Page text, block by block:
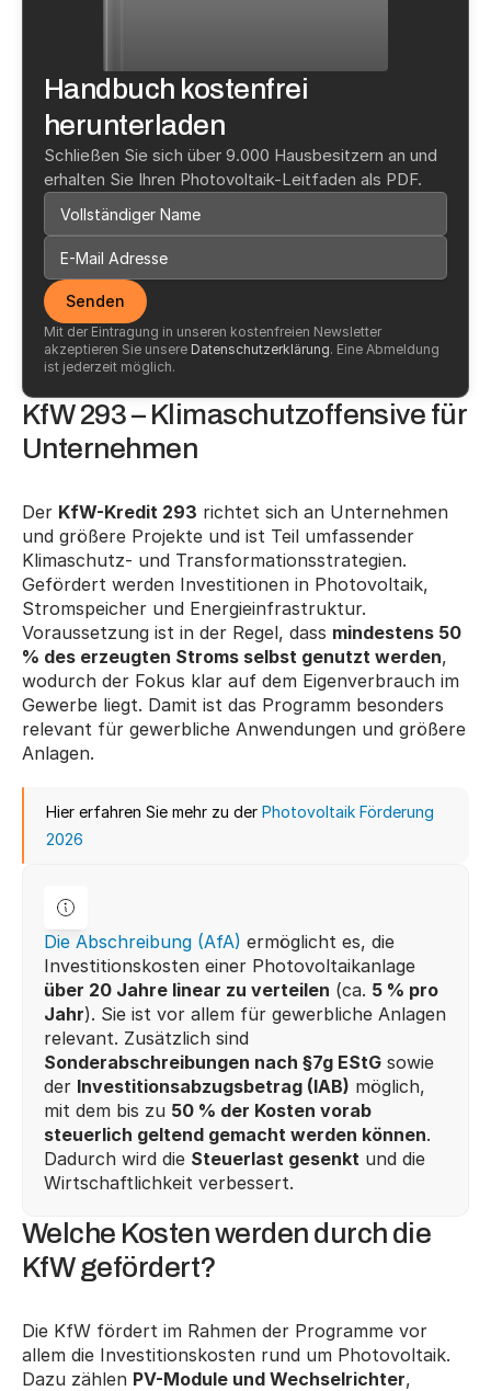
Handbuch kostenfrei
herunterladen
Schließen Sie sich über 9.000 Hausbesitzern an und
erhalten Sie Ihren Photovoltaik-Leitfaden als PDF.
Senden
Mit der Eintragung in unseren kostenfreien Newsletter
akzeptieren Sie unsere Datenschutzerklärung. Eine Abmeldung
ist jederzeit möglich.
KfW 293 – Klimaschutzoffensive für
Unternehmen
Der KfW-Kredit 293 richtet sich an Unternehmen
und größere Projekte und ist Teil umfassender
Klimaschutz- und Transformationsstrategien.
Gefördert werden Investitionen in Photovoltaik,
Stromspeicher und Energieinfrastruktur.
Voraussetzung ist in der Regel, dass mindestens 50
% des erzeugten Stroms selbst genutzt werden,
wodurch der Fokus klar auf dem Eigenverbrauch im
Gewerbe liegt. Damit ist das Programm besonders
relevant für gewerbliche Anwendungen und größere
Anlagen.
Hier erfahren Sie mehr zu der Photovoltaik Förderung
2026
Die Abschreibung (AfA) ermöglicht es, die
über 20 Jahre linear zu verteilen (ca. 5 % pro
Jahr). Sie ist vor allem für gewerbliche Anlagen
Sonderabschreibungen nach §7g EStG sowie
der Investitionsabzugsbetrag (IAB) möglich,
mit dem bis zu 50 % der Kosten vorab
steuerlich geltend gemacht werden können.
Dadurch wird die Steuerlast gesenkt und die
Wirtschaftlichkeit verbessert.
Welche Kosten werden durch die
KfW gefördert?
Die KfW fördert im Rahmen der Programme vor
allem die Investitionskosten rund um Photovoltaik.
Dazu zählen PV-Module und Wechselrichter